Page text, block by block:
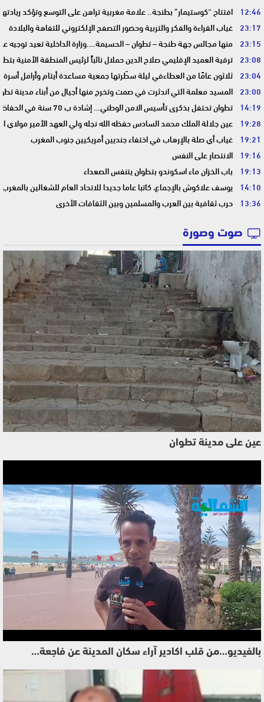
12:46 افتتاح “كوستيمار” بطنجة.. علامة مغربية تراهن على التوسع وتؤكد
23:17 غياب القراءة والفكر والتربية وحضور التصفح الإلكتروني للتفاهة والبلادة
23:15 منها مجالس جهة طنجة – تطوان – الحسيمة….وزارة الداخلية تعيد توجيه
23:08 ترقية العميد الإقليمي صلاح الدين حملال نائباً لرئيس المنطقة الأمنية
23:04 ثلاثون عامًا من العطاءفي ليلة سطّرتها جمعية مساعدة أيتام وأرامل
23:00 المسيد معلمة التي اندثرت في صمت وتخرج منها أجيال من أبناء مدينة
14:19 تطوان تحتفل بذكرى تأسيس الامن الوطني… إشادة ب 70 سنة في الحفاظ على استقرار الوطن وضمان أمن المواطنين
19:28 عين جلالة الملك محمد السادس حفظه الله نجله ولي العهد الأمير
19:21 غياب أي صلة بالإرهاب في اختفاء جنديين أمريكيين جنوب المغرب
19:16 الانتصار على النفس
19:13 باب الخزان ماء اسكوندو بتطوان يتنفس الصعداء
14:10 يوسف علاكوش بالإجماع، كاتبا عاما جديدا للاتحاد العام للشغالين بالمغرب
13:36 حرب ثقافية بين العرب والمسلمين وبين الثقافات الأخرى
صوت وصورة
عين على مدينة تطوان
بالفيديو…من قلب اكادير آراء سكان المدينة عن فاجعة…